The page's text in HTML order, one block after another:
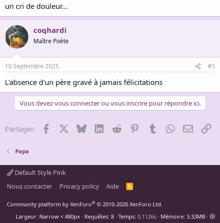
un cri de douleur...
coqhardi
Maître Poète
10 Septembre 2025 #5
L'absence d'un père gravé à jamais félicitations
Vous devez vous connecter ou vous inscrire pour répondre ici.
Partager: Facebook BlueskyLinkedInReddit PinterestTumblrWhatsApp
Email
Papa
Default Style Pink
Nous contacter
Privacy policy Aide
R
Community platform by XenForo® © 2010-2026 XenForo Ltd.
Largeur
Requêtes 8 Temps 0.1126s Mémoire 3.33MB